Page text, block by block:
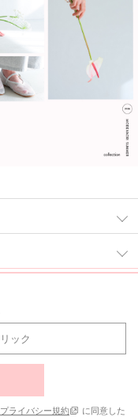
プライバシー規約
に同意した